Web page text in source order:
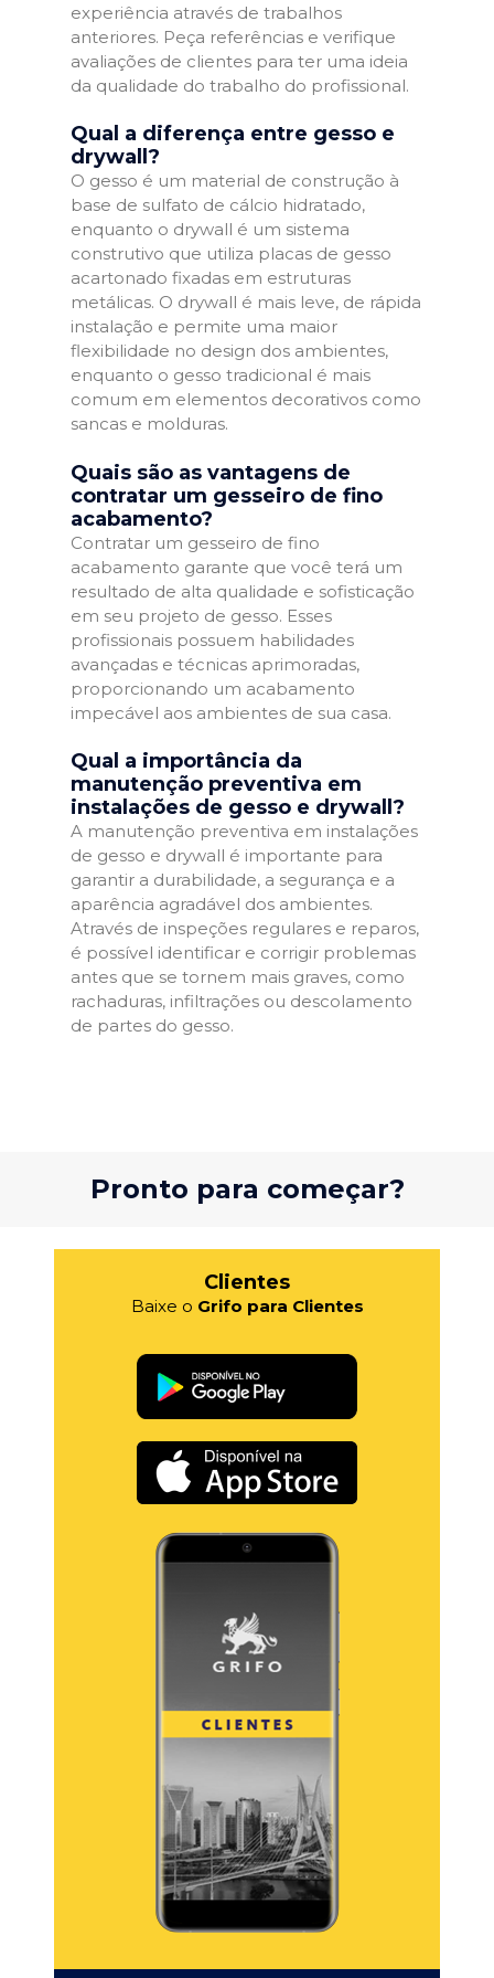
experiência através de trabalhos
anteriores. Peça referências e verifique
avaliações de clientes para ter uma ideia
da qualidade do trabalho do profissional.
Qual a diferença entre gesso e
drywall?
O gesso é um material de construção à
base de sulfato de cálcio hidratado,
enquanto o drywall é um sistema
construtivo que utiliza placas de gesso
acartonado fixadas em estruturas
metálicas. O drywall é mais leve, de rápida
instalação e permite uma maior
flexibilidade no design dos ambientes,
enquanto o gesso tradicional é mais
comum em elementos decorativos como
sancas e molduras.
Quais são as vantagens de
contratar um gesseiro de fino
acabamento?
Contratar um gesseiro de fino
acabamento garante que você terá um
resultado de alta qualidade e sofisticação
em seu projeto de gesso. Esses
profissionais possuem habilidades
avançadas e técnicas aprimoradas,
proporcionando um acabamento
impecável aos ambientes de sua casa.
Qual a importância da
manutenção preventiva em
instalações de gesso e drywall?
A manutenção preventiva em instalações
de gesso e drywall é importante para
garantir a durabilidade, a segurança e a
aparência agradável dos ambientes.
Através de inspeções regulares e reparos,
é possível identificar e corrigir problemas
antes que se tornem mais graves, como
rachaduras, infiltrações ou descolamento
de partes do gesso.
Pronto para começar?
Clientes
Baixe o Grifo para Clientes